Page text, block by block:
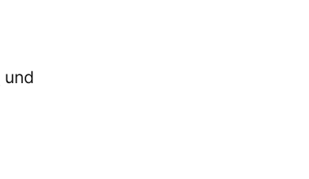
und